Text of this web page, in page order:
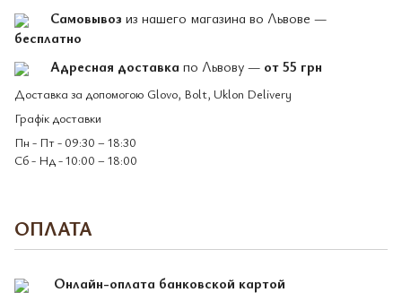
Самовывоз из нашего магазина во Львове —
бесплатно
Адресная доставка по Львову — от 55 грн
Доставка за допомогою Glovo, Bolt, Uklon Delivery
Графік доставки
Пн - Пт - 09:30 – 18:30
Сб - Нд - 10:00 – 18:00
ОПЛАТА
Онлайн-оплата банковской картой